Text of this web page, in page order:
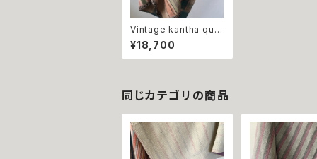
Vintage kantha quilt
beige stripe&blue c
heck ビンテージ カ
ンタキルト ベージュ＆
¥18,700
同じカテゴリの商品